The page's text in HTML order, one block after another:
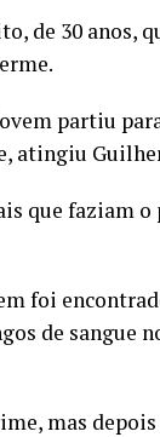
de 30 anos,
partiu
atingiu
que faziam
foi
de sangue
mas